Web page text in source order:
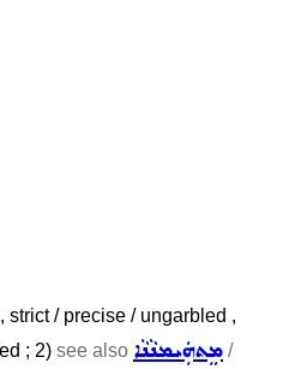
strict / precise / ungarbled ,
; 2) see also ܡܸܬܗܲܝܡܢܵܢܵܐ /